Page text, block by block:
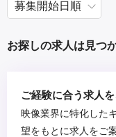
お探しの求人は見つ
ご経験に合う求人
映像業界に特化した
望をもとに求人をご